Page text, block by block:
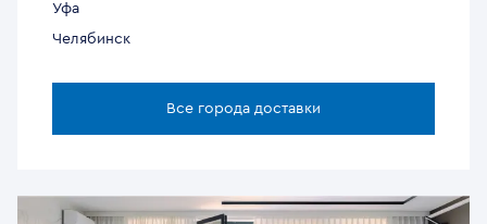
Уфа
Челябинск
Все города доставки